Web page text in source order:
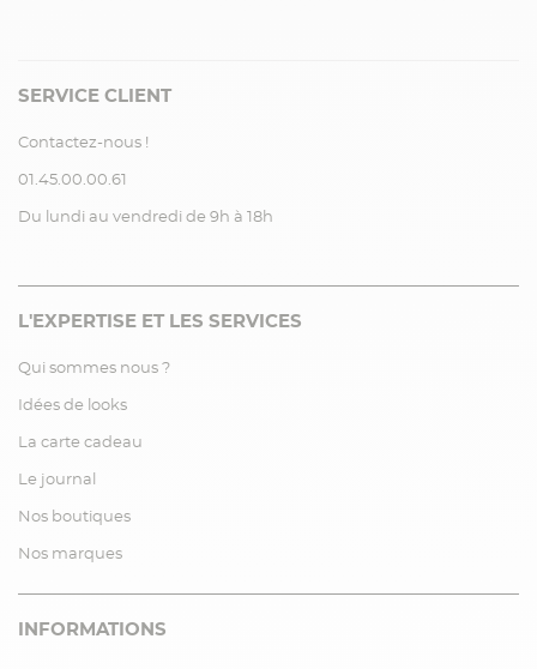
SERVICE CLIENT
Contactez-nous !
01.45.00.00.61
Du lundi au vendredi de 9h à 18h
L'EXPERTISE ET LES SERVICES
Qui sommes nous ?
Idées de looks
La carte cadeau
Le journal
Nos boutiques
Nos marques
INFORMATIONS